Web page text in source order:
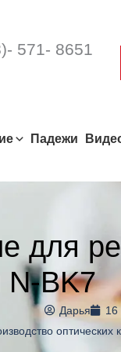
571- 8651
Падежи
для
N-BK7
Дарья
16
оптических